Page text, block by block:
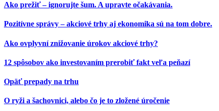
Ako prežiť – ignorujte šum. A upravte očakávania.
Pozitívne správy – akciové trhy aj ekonomika sú na tom dobre.
Ako ovplyvní znižovanie úrokov akciové trhy?
12 spôsobov ako investovaním prerobiť fakt veľa peňazí
Opäť prepady na trhu
O ryži a šachovnici, alebo čo je to zložené úročenie